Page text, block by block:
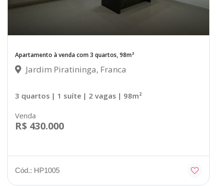
Apartamento à venda com 3 quartos, 98m²
Jardim Piratininga, Franca
3 quartos | 1 suíte | 2 vagas | 98m²
Venda
R$ 430.000
Cód.: HP1005